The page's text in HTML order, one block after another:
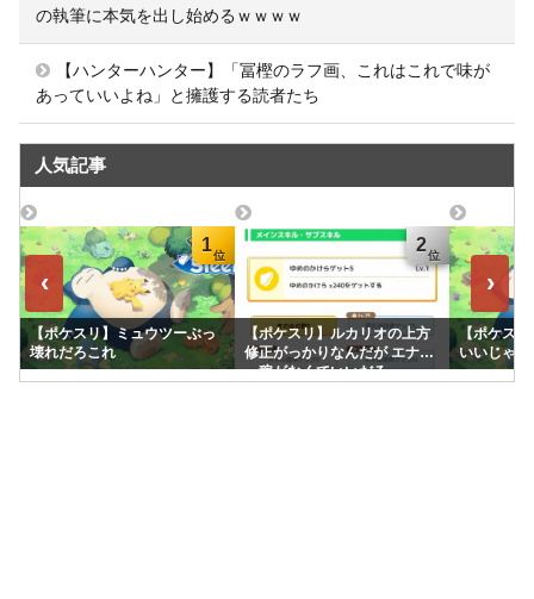
の執筆に本気を出し始めるｗｗｗｗ
【ハンターハンター】「冨樫のラフ画、これはこれで味が
あっていいよね」と擁護する読者たち
人気記事
‹
1
【ポケスリ】ミュウツーぶっ
壊れだろこれ
2
【ポケスリ】ルカリオの上方
修正がっかりなんだが エナジ
ー稼がなくていいだろ
【ポケス
いいじゃん
›